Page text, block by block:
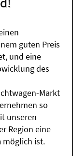
guten Preis
und eine
des
Markt
so
unseren
Region eine
möglich ist.